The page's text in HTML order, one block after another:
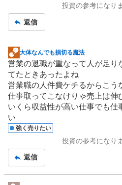
投資の参考になり
返信
掲
示
板
記
事
大体なんでも損切る魔法
営業の退職が重なって人が足り
てたときあったよね
営業職の人件費ケチるからこう
仕事取ってこなけりゃ売上は伸
いくら収益性が高い仕事でも仕
い
強く売りたい
投資の参考になり
返信